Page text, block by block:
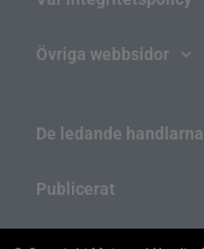
Övriga webbsidor
De ledande handlarna
Publicerat